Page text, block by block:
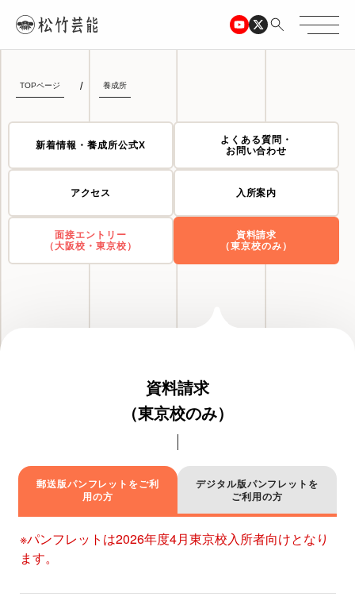
TOPページ 養成所
新着情報・養成所公式X
よくある質問・
お問い合わせ
アクセス 入所案内
面接エントリー
（大阪校・東京校）
資料請求
（東京校のみ）
資料請求
（東京校のみ）
郵送版パンフレットをご利
用の方
デジタル版パンフレットを
ご利用の方